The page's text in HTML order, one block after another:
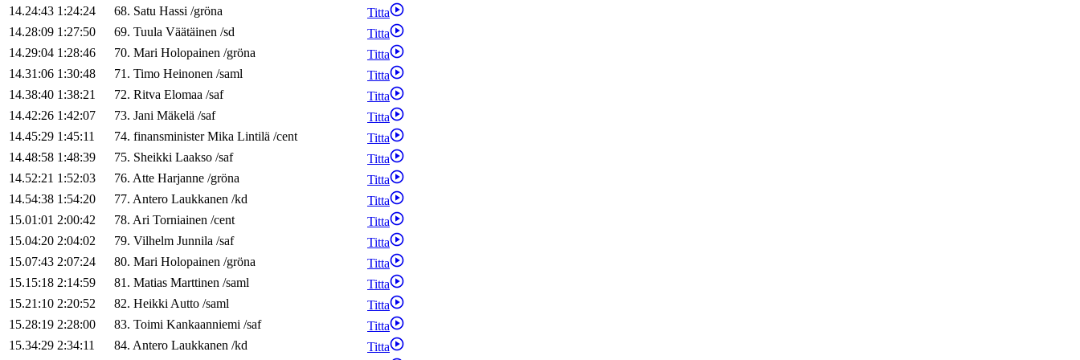
14.24:43 1:24:24 68. Satu Hassi /gröna
Titta
14.28:09 1:27:50 69. Tuula Väätäinen /sd
Titta
14.29:04 1:28:46 70. Mari Holopainen /gröna
Titta
14.31:06 1:30:48 71. Timo Heinonen /saml
Titta
14.38:40 1:38:21 72. Ritva Elomaa /saf
Titta
14.42:26 1:42:07 73. Jani Mäkelä /saf
Titta
14.45:29 1:45:11 74. finansminister Mika Lintilä /cent
Titta
14.48:58 1:48:39 75. Sheikki Laakso /saf
Titta
14.52:21 1:52:03 76. Atte Harjanne /gröna
Titta
14.54:38 1:54:20 77. Antero Laukkanen /kd
Titta
15.01:01 2:00:42 78. Ari Torniainen /cent
Titta
15.04:20 2:04:02 79. Vilhelm Junnila /saf
Titta
15.07:43 2:07:24 80. Mari Holopainen /gröna
Titta
15.15:18 2:14:59 81. Matias Marttinen /saml
Titta
15.21:10 2:20:52 82. HeikkiAutto /saml
Titta
15.28:19 2:28:00 83. Toimi Kankaanniemi /saf
Titta
15.34:29 2:34:11 84. Antero Laukkanen /kd
Titta